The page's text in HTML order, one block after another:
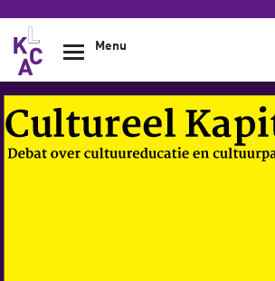
Overslaan en naar de inhoud gaan
Menu